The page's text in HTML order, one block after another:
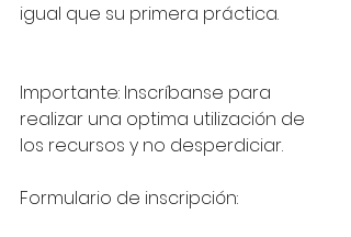
igual que su primera práctica.
Importante: Inscríbanse para
realizar una optima utilización de
los recursos y no desperdiciar.
Formulario de inscripción: